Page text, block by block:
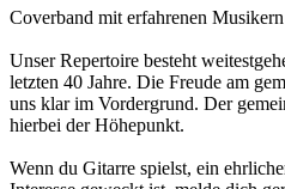
Coverband mit erfahrenen
Unser Repertoire besteht
letzten 40 Jahre. Die Freude am
uns klar im Vordergrund. Der
hierbei der Höhepunkt.
Wenn du Gitarre spielst, ein